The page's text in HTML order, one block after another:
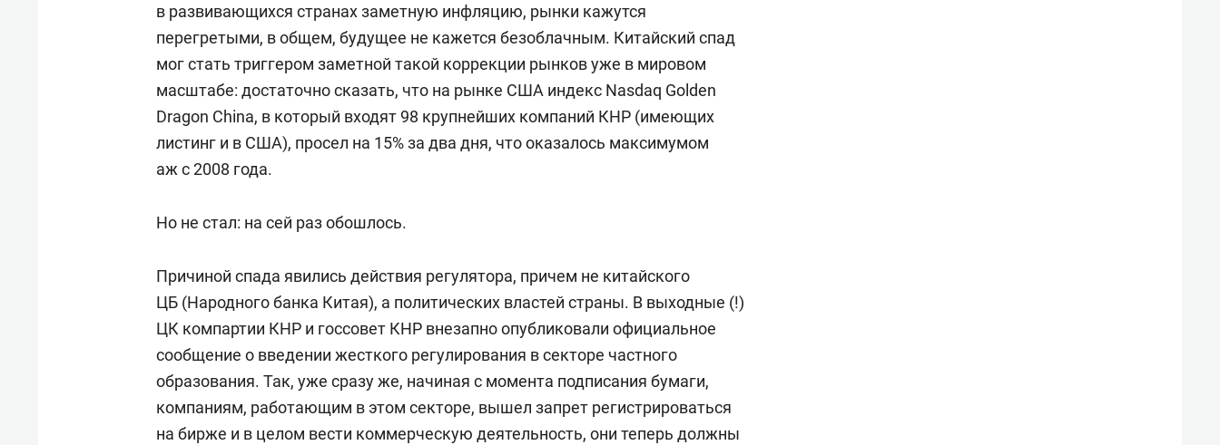
в развивающихся странах заметную инфляцию, рынки кажутся
перегретыми, в общем, будущее не кажется безоблачным. Китайский спад
мог стать триггером заметной такой коррекции рынков уже в мировом
масштабе: достаточно сказать, что на рынке США индекс Nasdaq Golden
Dragon China, в который входят 98 крупнейших компаний КНР (имеющих
листинг и в США), просел на 15% за два дня, что оказалось максимумом
аж с 2008 года.
Но не стал: на сей раз обошлось.
Причиной спада явились действия регулятора, причем не китайского
ЦБ (Народного банка Китая), а политических властей страны. В выходные (!)
ЦК компартии КНР и госсовет КНР внезапно опубликовали официальное
сообщение о введении жесткого регулирования в секторе частного
образования. Так, уже сразу же, начиная с момента подписания бумаги,
компаниям, работающим в этом секторе, вышел запрет регистрироваться
на бирже и в целом вести коммерческую деятельность, они теперь должны